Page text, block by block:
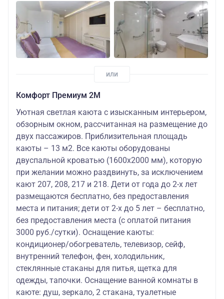
Комфорт Премиум 2М
Уютная светлая каюта с изысканным интерьером,
обзорным окном, рассчитанная на размещение до
двух пассажиров. Приблизительная площадь
каюты – 13 м2. Все каюты оборудованы
двуспальной кроватью (1600х2000 мм), которую
при желании можно раздвинуть, за исключением
кают 207, 208, 217 и 218. Дети от года до 2-х лет
размещаются бесплатно, без предоставления
места и питания; дети от 2-х до 5 лет – бесплатно,
без предоставления места (с оплатой питания
3000 руб./сутки). Оснащение каюты:
кондиционер/обогреватель, телевизор, сейф,
внутренний телефон, фен, холодильник,
стеклянные стаканы для питья, щетка для
одежды, тапочки. Оснащение ванной комнаты в
каюте: душ, зеркало, 2 стакана, туалетные